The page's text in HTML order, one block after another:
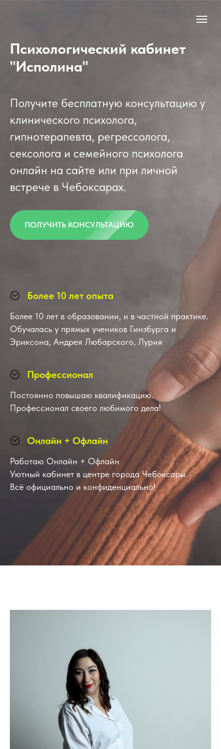
Психологический кабинет
"Исполина"
Получите бесплатную консультацию у
клинического психолога,
гипнотерапевта, регрессолога,
сексолога и семейного психолога
онлайн на сайте или при личной
встрече в Чебоксарах.
ПОЛУЧИТЬ КОНСУЛЬТАЦИЮ
Более 10 лет опыта
Более 10 лет в образовании, и в частной практике.
Обучалась у прямых учеников Гинзбурга и
Эриксона, Андрея Любарского, Лурия
Профессионал
Постоянно повышаю квалификацию.
Профессионал своего любимого дела!
Онлайн + Офлайн
Работаю Онлайн + Офлайн
Уютный кабинет в центре города Чебоксары
Всё официально и конфиденциально!